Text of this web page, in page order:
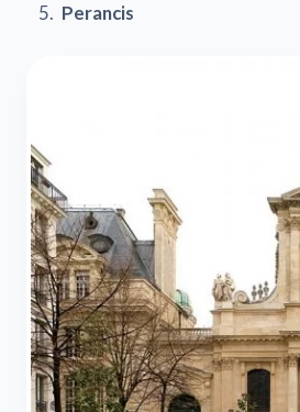
Perancis